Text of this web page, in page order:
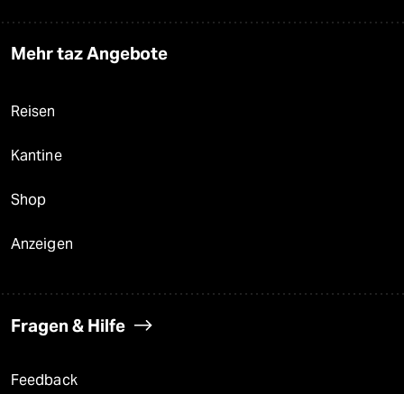
Mehr taz Angebote
Reisen
Kantine
Shop
Anzeigen
Fragen & Hilfe
Feedback